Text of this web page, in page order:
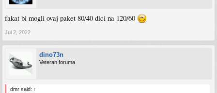
fakat bi mogli ovaj paket 80/40 dici na 120/60
Jul 2, 2022
dino73n
Veteran foruma
dmr said: ↑